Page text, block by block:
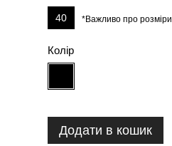
40 *Важливо про розміри
Колір
Додати в кошик